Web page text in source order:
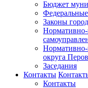
Бюджет
Законы
Нормативно-
округа
Заседания
Контакты
Контакты